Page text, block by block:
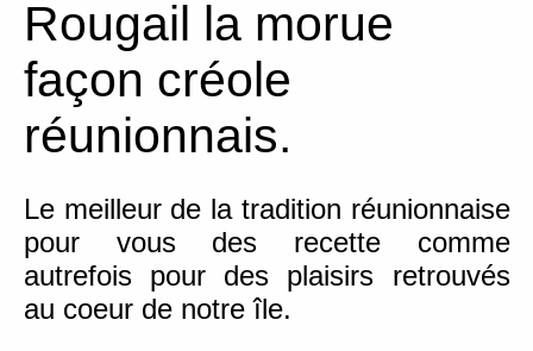
Rougail la morue
façon créole
réunionnais.
Le meilleur de la tradition réunionnaise
pour vous des recette comme
autrefois pour des plaisirs retrouvés
au coeur de notre île.